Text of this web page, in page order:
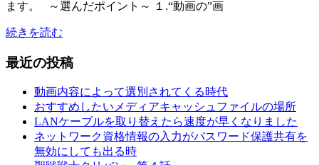
ます。 ～選んだポイント～ １.“動画の”画
続きを読む
最近の投稿
動画内容によって選別されてくる時代
おすすめしたいメディアキャッシュファイルの場所
LANケーブルを取り替えたら速度が早くなりました
ネットワーク資格情報の入力がパスワード保護共有を
無効にしても出る時